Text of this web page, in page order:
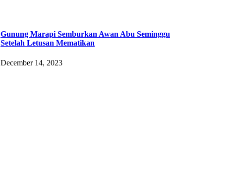
Gunung Marapi Semburkan Awan Abu Seminggu
Setelah Letusan Mematikan
December 14, 2023